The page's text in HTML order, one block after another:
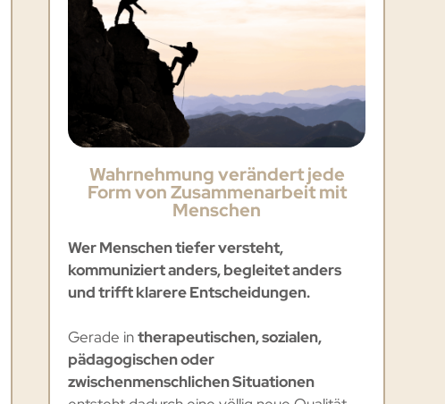
Wahrnehmung verändert jede
Form von Zusammenarbeit mit
Menschen
Wer Menschen tiefer versteht,
kommuniziert anders, begleitet anders
und trifft klarere Entscheidungen.
Gerade intherapeutischen, sozialen,
pädagogischen oder
zwischenmenschlichen Situationen